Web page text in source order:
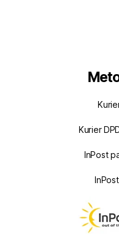
Kurier
InPost